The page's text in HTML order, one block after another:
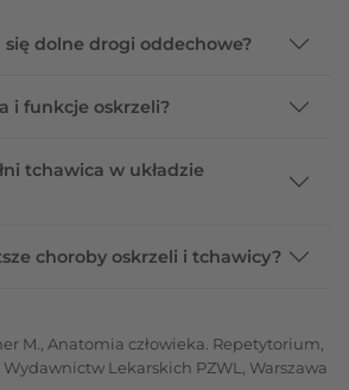
się dolne drogi oddechowe?
i funkcje oskrzeli?
tchawica w układzie
choroby oskrzeli i tchawicy?
M., Anatomia człowieka. Repetytorium,
Wydawnictw Lekarskich PZWL, Warszawa